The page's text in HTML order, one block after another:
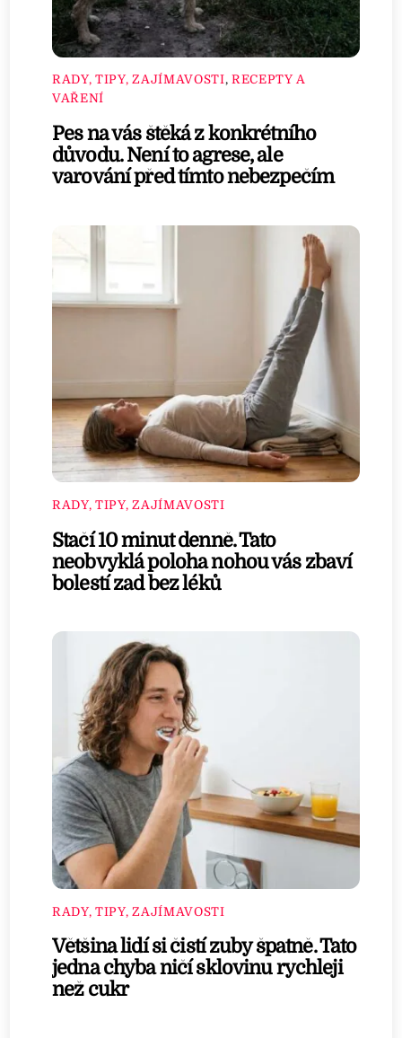
RADY, TIPY, ZAJÍMAVOSTI, RECEPTY A
VAŘENÍ
Pes na vás štěká z konkrétního
důvodu. Není to agrese, ale
varování před tímto nebezpečím
RADY, TIPY, ZAJÍMAVOSTI
Stačí 10 minut denně. Tato
neobvyklá poloha nohou vás zbaví
bolestí zad bez léků
RADY, TIPY, ZAJÍMAVOSTI
Většina lidí si čistí zuby špatně. Tato
jedna chyba ničí sklovinu rychleji
než cukr